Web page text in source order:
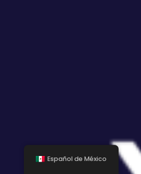
Español de México